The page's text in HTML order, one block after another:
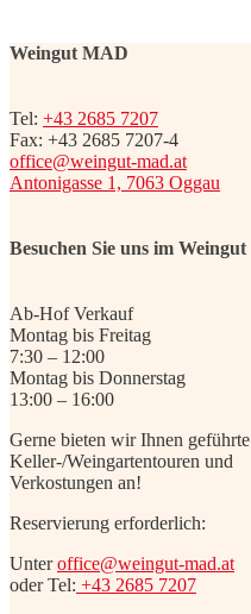
Weingut MAD
Tel: +43 2685 7207
Fax: +43 2685 7207-4
office@weingut-mad.at
Antonigasse 1, 7063 Oggau
Besuchen Sie uns im Weingut
Ab-Hof Verkauf
Montag bis Freitag
7:30 – 12:00
Montag bis Donnerstag
13:00 – 16:00
Gerne bieten wir Ihnen geführte
Keller-/Weingartentouren und
Verkostungen an!
Reservierung erforderlich:
Unteroffice@weingut-mad.at
oder Tel: +43 2685 7207